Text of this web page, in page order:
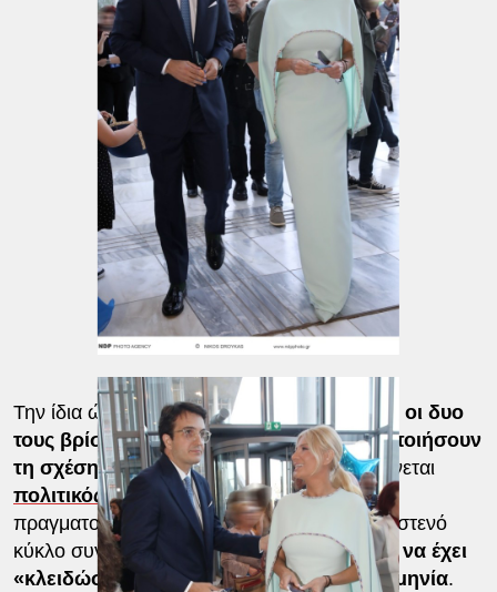
Την ίδια ώρα, πληροφορίες αναφέρουν πως οι δυο
τους βρίσκονται ένα βήμα πριν επισημοποιήσουν
τη σχέση τους. Στα σχέδιά τους περιλαμβάνεται
πολιτικός γάμος, ο οποίος αναμένεται να
πραγματοποιηθεί το προσεχές διάστημα σε στενό
κύκλο συγγενών και φίλων,χωρίς ωστόσο να έχει
«κλειδώσει» ακόμα συγκεκριμένη ημερομηνία.